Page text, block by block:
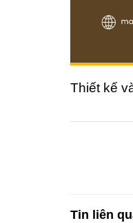
Thiết kế
Tin liên